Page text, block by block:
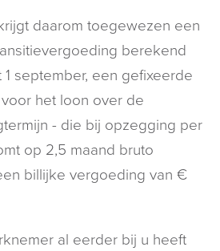
daarom toegewezen een
berekend
september, een gefixeerde
het loon over de
- die bij opzegging per
op 2,5 maand bruto
billijke vergoeding van €
al eerder bij u heeft